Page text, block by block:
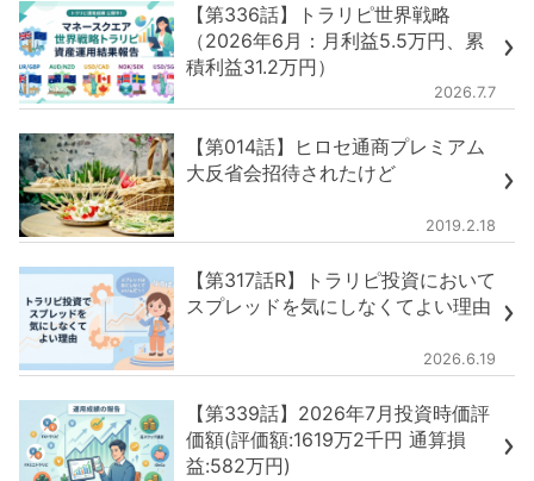
【第336話】トラリピ世界戦略
（2026年6月：月利益5.5万円、累
積利益31.2万円）
2026.7.7
【第014話】ヒロセ通商プレミアム
大反省会招待されたけど
2019.2.18
【第317話R】トラリピ投資において
スプレッドを気にしなくてよい理由
2026.6.19
【第339話】2026年7月投資時価評
価額(評価額:1619万2千円 通算損
益:582万円)